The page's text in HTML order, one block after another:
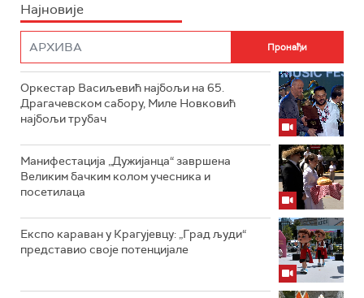
Најновије
Оркестар Васиљевић најбољи на 65.
Драгачевском сабору, Миле Новковић
најбољи трубач
Манифестација „Дужијанца“ завршена
Великим бачким колом учесника и
посетилаца
Експо караван у Крагујевцу: „Град људи“
представио своје потенцијале